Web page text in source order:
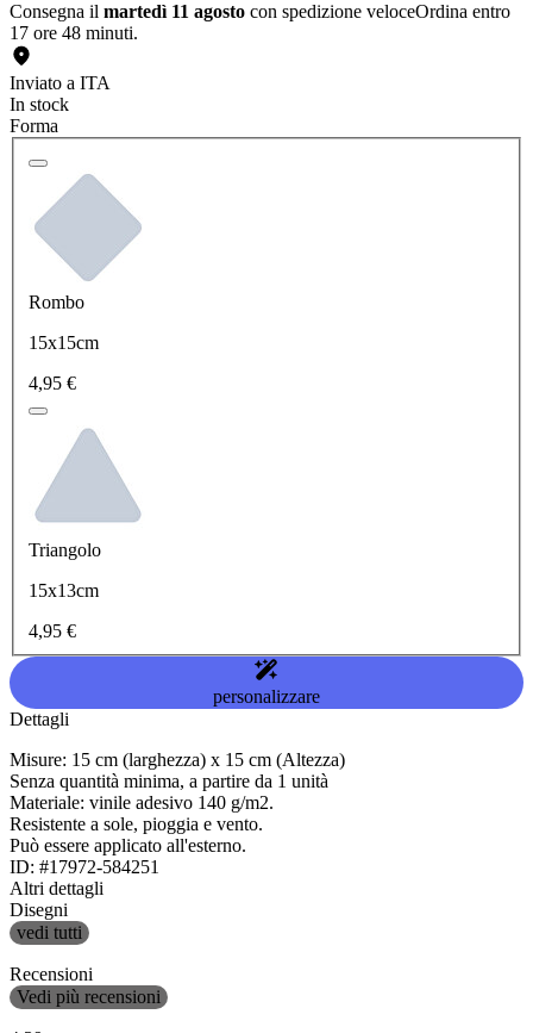
Consegna il martedì 11 agosto con spedizione veloceOrdina entro
17 ore 48 minuti.
Inviato a ITA
In stock
Forma
Rombo
15x15cm
4,95 €
Triangolo
15x13cm
4,95 €
personalizzare
Dettagli
Misure: 15 cm (larghezza) x 15 cm (Altezza)
Senza quantità minima, a partire da 1 unità
Materiale: vinile adesivo 140 g/m2.
Resistente a sole, pioggia e vento.
Può essere applicato all'esterno.
ID: #17972-584251
Altri dettagli
Disegni
vedi tutti
Recensioni
Vedi più recensioni